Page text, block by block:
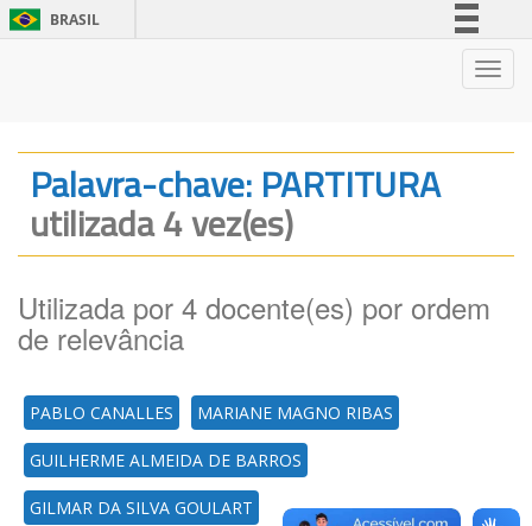
BRASIL
Legislação
Palavra-chave: PARTITURA
utilizada 4 vez(es)
Utilizada por 4 docente(es) por ordem
de relevância
PABLO CANALLES MARIANE MAGNO RIBAS
GUILHERME ALMEIDA DE BARROS
GILMAR DA SILVA GOULART